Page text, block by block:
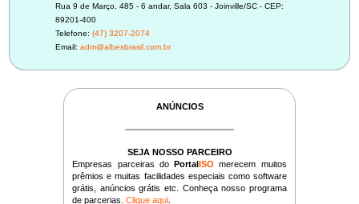
Rua 9 de Março, 485 - 6 andar, Sala 603 - Joinville/SC - CEP:
89201-400
Telefone: (47) 3207-2074
Email: adm@albesbrasil.com.br
ANÚNCIOS
SEJA NOSSO PARCEIRO
Empresas parceiras doPortalISO merecem muitos
prêmios e muitas facilidades especiais como software
grátis, anúncios grátis etc. Conheça nosso programa
de parcerias.Clique aqui